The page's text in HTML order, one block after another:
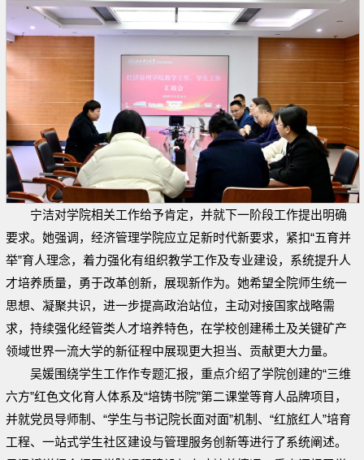
宁洁对学院相关工作给予肯定，并就下一阶段工作提出明确
要求。她强调，经济管理学院应立足新时代新要求，紧扣“五育并
举”育人理念，着力强化有组织教学工作及专业建设，系统提升人
才培养质量，勇于改革创新，展现新作为。她希望全院师生统一
思想、凝聚共识，进一步提高政治站位，主动对接国家战略需
求，持续强化经管类人才培养特色，在学校创建稀土及关键矿产
领域世界一流大学的新征程中展现更大担当、贡献更大力量。
吴媛围绕学生工作作专题汇报，重点介绍了学院创建的“三维
六方”红色文化育人体系及“培铸书院”第二课堂等育人品牌项目，
并就党员导师制、“学生与书记院长面对面”机制、“红旅红人”培育
工程、一站式学生社区建设与管理服务创新等进行了系统阐述。